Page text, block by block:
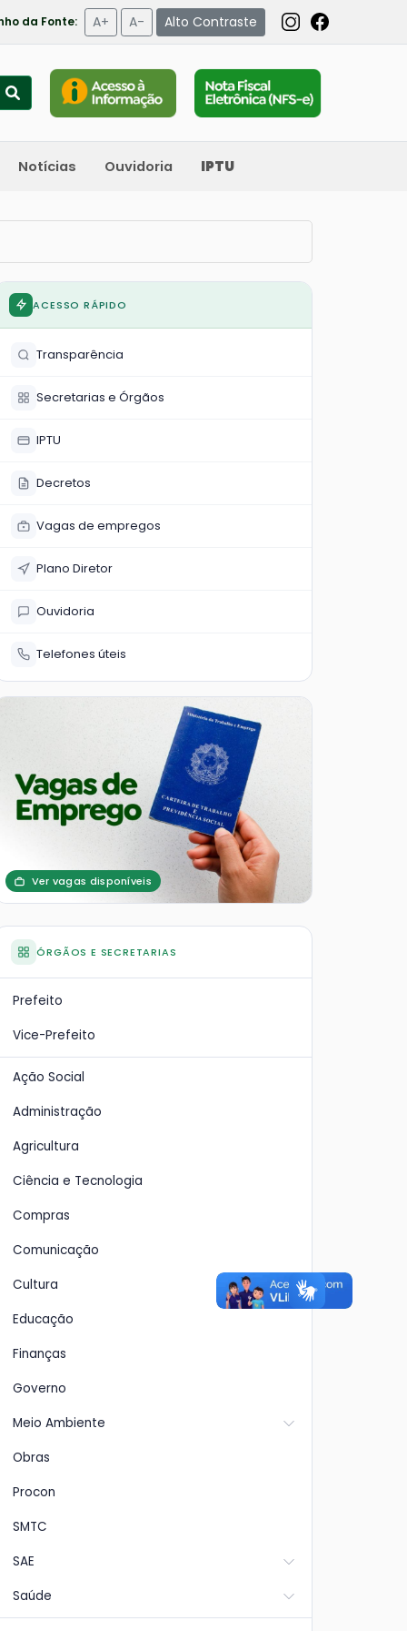
da Fonte: A+ A- Alto Contraste
Notícias Ouvidoria IPTU
ACESSO RÁPIDO
Transparência
Secretarias e Órgãos
IPTU
Decretos
Vagas de empregos
Plano Diretor
Ouvidoria
Telefones úteis
Ver vagas disponíveis
ÓRGÃOS E SECRETARIAS
Prefeito
Vice-Prefeito
Ação Social
Administração
Agricultura
Ciência e Tecnologia
Compras
Comunicação
Cultura
Educação
Finanças
Governo
Meio Ambiente
Obras
Procon
SMTC
SAE
Saúde